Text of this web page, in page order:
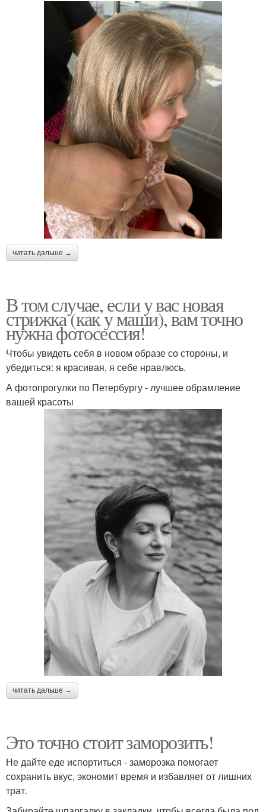
читать дальше →
В том случае, если у вас новая
стрижка (как у маши), вам точно
нужна фотосессия!
Чтобы увидеть себя в новом образе со стороны, и
убедиться: я красивая, я себе нравлюсь.
А фотопрогулки по Петербургу - лучшее обрамление
вашей красоты
читать дальше →
Это точно стоит заморозить!
Не дайте еде испортиться - заморозка помогает
сохранить вкус, экономит время и избавляет от лишних
трат.